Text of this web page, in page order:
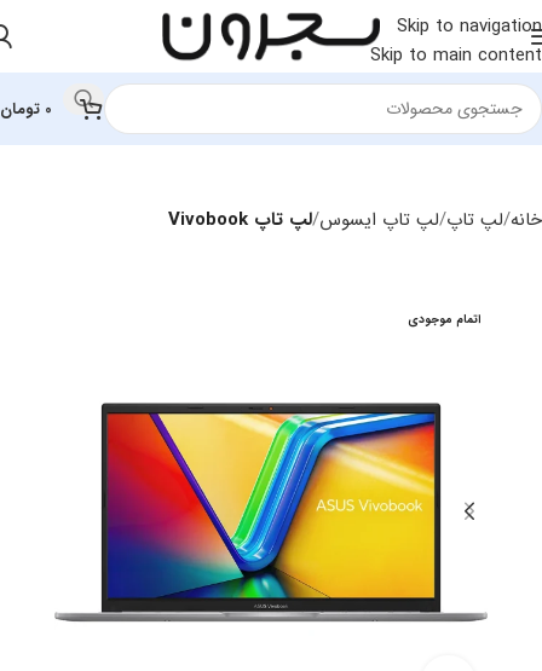
Skip to navigation
Skip to main content
0 تومان
خانه لپ تاپ لپ تاپ ایسوس لپ تاپ Vivobook
اتمام موجودی